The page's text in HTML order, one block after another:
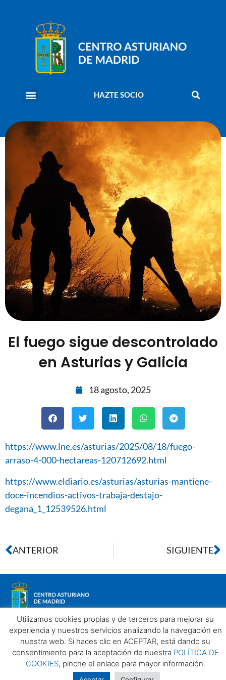
HAZTE SOCIO
El fuego sigue descontrolado
en Asturias y Galicia
18 agosto, 2025
https://www.lne.es/asturias/2025/08/18/fuego-
arraso-4-000-hectareas-120712692.html
https://www.eldiario.es/asturias/asturias-mantiene-
doce-incendios-activos-trabaja-destajo-
degana_1_12539526.html
ANTERIOR SIGUIENTE
Aviso legalPolítica de privacidadPolítica de Cookies
Centro Asturiano de Madrid. Todos los derechos reservados
2025©
Utilizamos cookies propias y de terceros para mejorar su
experiencia y nuestros servicios analizando la navegación en
nuestra web. Si haces clic en ACEPTAR, está dando su
consentimiento para la aceptación de nuestra POLÍTICA DE
COOKIES, pinche el enlace para mayor información.